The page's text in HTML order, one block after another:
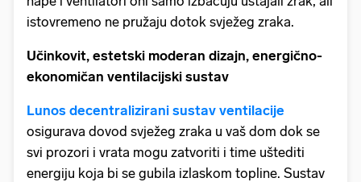
istovremeno ne pružaju dotok svježeg zraka.
Učinkovit, estetski moderan dizajn, energično-
ekonomičan ventilacijski sustav
Lunos decentralizirani sustav ventilacije
osigurava dovod svježeg zraka u vaš dom dok se
svi prozori i vrata mogu zatvoriti i time uštediti
energiju koja bi se gubila izlaskom topline. Sustav